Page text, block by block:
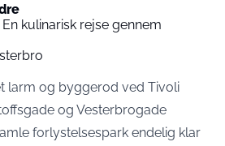
kulinarisk rejse gennem
larm og byggerod ved Tivoli
og Vesterbrogade
forlystelsespark endelig klar